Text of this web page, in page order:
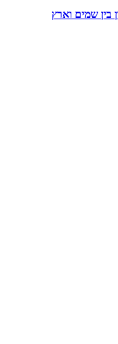
שמים וארץ